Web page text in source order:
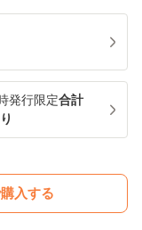
発行限定合計
入する